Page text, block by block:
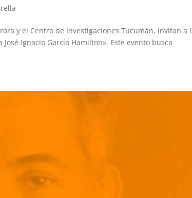
y el Centro de Investigaciones Tucumán, invitan a
Ignacio García Hamilton». Este evento busca